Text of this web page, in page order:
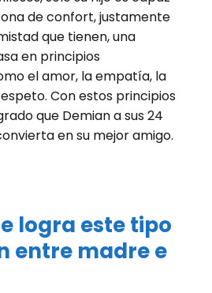
de confort, justamente
que tienen, una
en principios
el amor, la empatía, la
Con estos principios
que Demian a sus 24
en su mejor amigo.
logra este tipo
entre madre e